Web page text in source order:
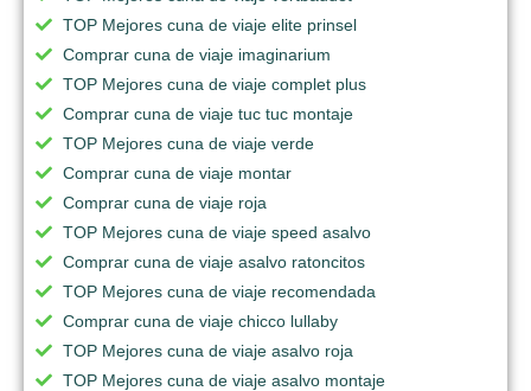
TOP Mejores cuna de viaje elite prinsel
Comprar cuna de viaje imaginarium
TOP Mejores cuna de viaje complet plus
Comprar cuna de viaje tuc tuc montaje
TOP Mejores cuna de viaje verde
Comprar cuna de viaje montar
Comprar cuna de viaje roja
TOP Mejores cuna de viaje speed asalvo
Comprar cuna de viaje asalvo ratoncitos
TOP Mejores cuna de viaje recomendada
Comprar cuna de viaje chicco lullaby
TOP Mejores cuna de viaje asalvo roja
TOP Mejores cuna de viaje asalvo montaje